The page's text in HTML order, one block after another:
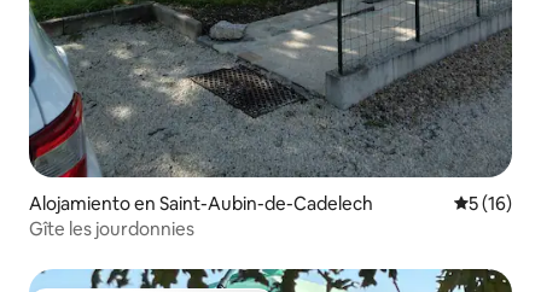
Alojamiento en Saint-Aubin-de-Cadelech
5 (16)
Gîte les jourdonnies